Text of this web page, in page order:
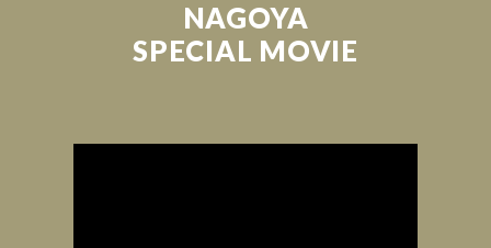
NAGOYA
SPECIAL MOVIE